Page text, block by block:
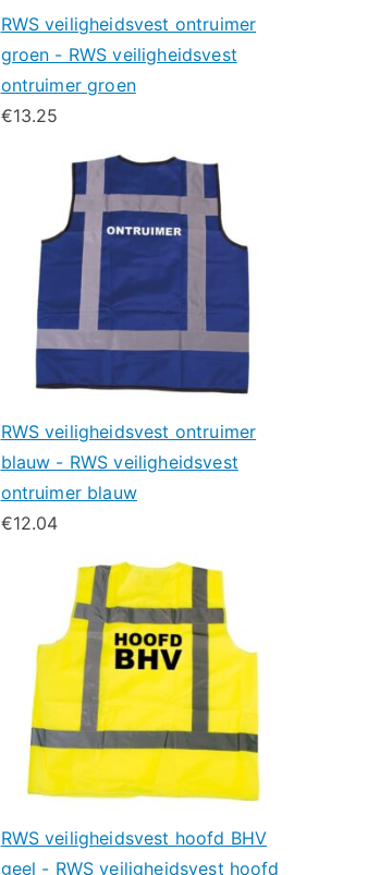
RWS veiligheidsvest ontruimer
groen - RWS veiligheidsvest
ontruimer groen
€13.25
RWS veiligheidsvest ontruimer
blauw - RWS veiligheidsvest
ontruimer blauw
€12.04
RWS veiligheidsvest hoofd BHV
geel - RWS veiligheidsvest hoofd